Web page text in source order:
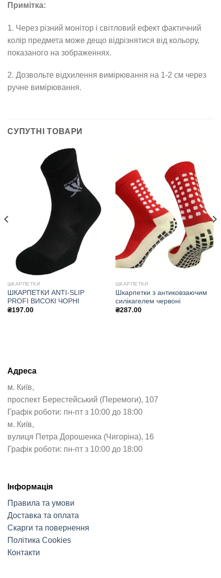
Примітка:
1. Через різний монітор і світловий ефект фактичний
колір предмета може дещо відрізнятися від кольору,
показаного на зображеннях.
2. Дозвольте відхилення вимірювання на 1-2 см через
ручне вимірювання.
СУПУТНІ ТОВАРИ
ШКАРПЕТКИ
ШКАРПЕТКИ ANTI-SLIP
PROFI ВИСОКІ ЧОРНІ
₴197.00
ШКАРПЕТКИ
Шкарпетки з антиковзаючим
силікагелем червоні
₴287.00
Адреса
м. Київ,
проспект Берестейський (Перемоги), 107
Графік роботи: пн-пт з 10:00 до 18:00
м. Київ,
вулиця Петра Дорошенка (Чигоріна), 16
Графік роботи: пн-пт з 10:00 до 18:00
Інформація
Правила та умови
Доставка та оплата
Скарги та повернення
Політика Cookies
Контакти